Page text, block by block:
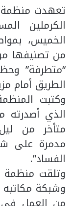
تعهدت منظمة
الكرملين
الخميس،
من تصنيفها
“متطرفة”
الطريق أمام
وكتبت
الذي
متأخر من ليل
مدمرة على
الفساد”.
وتلقت منظمة
وشبكة مكاتبه